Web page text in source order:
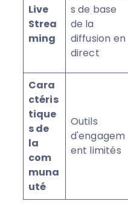
Live
Strea
ming
s de base
de la
diffusion en
direct
Cara
ctéris
tique
s de
la
com
muna
uté
Outils
d'engagem
ent limités